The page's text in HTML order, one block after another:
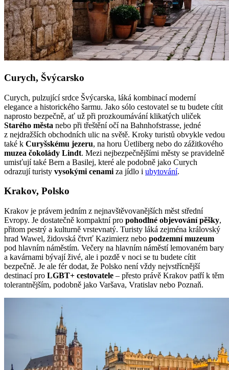
Curych, Švýcarsko
Curych, pulzující srdce Švýcarska, láká kombinací moderní
elegance a historického šarmu. Jako sólo cestovatel se tu budete cítit
naprosto bezpečně, ať už při prozkoumávání klikatých uliček
Starého města nebo při třeštění očí na Bahnhofstrasse, jedné
z nejdražších obchodních ulic na světě. Kroky turistů obvykle vedou
také k Curyšskému jezeru, na horu Üetliberg nebo do zážitkového
muzea čokolády Lindt. Mezi nejbezpečnějšími městy se pravidelně
umisťují také Bern a Basilej, které ale podobně jako Curych
odrazují turisty vysokými cenami za jídlo i ubytování.
Krakov, Polsko
Krakov je právem jedním z nejnavštěvovanějších měst střední
Evropy. Je dostatečně kompaktní pro pohodlné objevování pěšky,
přitom pestrý a kulturně vrstevnatý. Turisty láká zejména královský
hrad Wawel, židovská čtvrť Kazimierz nebo podzemní muzeum
pod hlavním náměstím. Večery na hlavním náměstí lemovaném bary
a kavárnami bývají živé, ale i pozdě v noci se tu budete cítit
bezpečně. Je ale fér dodat, že Polsko není vždy nejvstřícnější
destinací pro LGBT+ cestovatele – přesto právě Krakov patří k těm
tolerantnějším, podobně jako Varšava, Vratislav nebo Poznaň.